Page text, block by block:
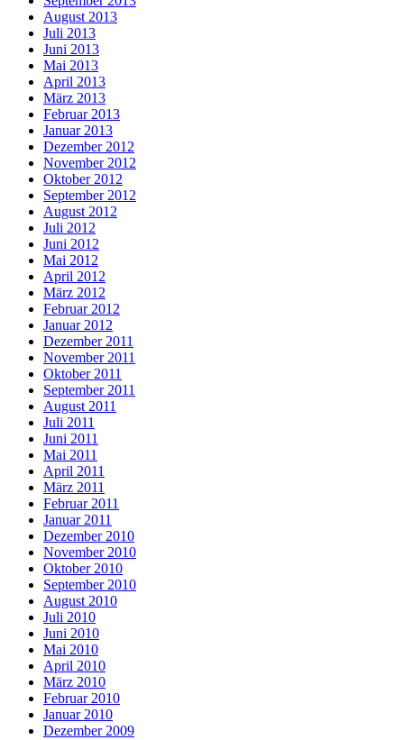
August 2013
Juli 2013
Juni 2013
Mai 2013
April 2013
März 2013
Februar 2013
Januar 2013
Dezember 2012
November 2012
Oktober 2012
September 2012
August 2012
Juli 2012
Juni 2012
Mai 2012
April 2012
März 2012
Februar 2012
Januar 2012
Dezember 2011
November 2011
Oktober 2011
September 2011
August 2011
Juli 2011
Juni 2011
Mai 2011
April 2011
März 2011
Februar 2011
Januar 2011
Dezember 2010
November 2010
Oktober 2010
September 2010
August 2010
Juli 2010
Juni 2010
Mai 2010
April 2010
März 2010
Februar 2010
Januar 2010
Dezember 2009